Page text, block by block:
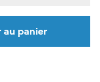
la quantité
panier